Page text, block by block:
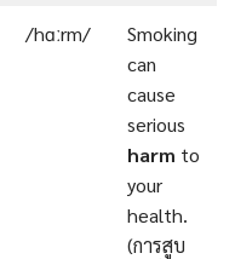
/hɑːrm/
Smoking
can
cause
serious
harm to
your
health.
(การสูบ